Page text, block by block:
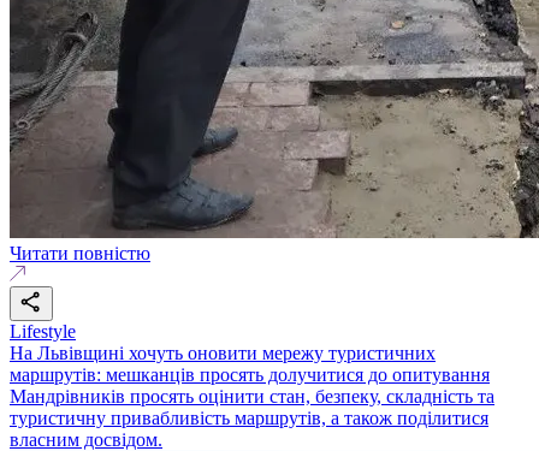
Читати повністю
Lifestyle
На Львівщині хочуть оновити мережу туристичних
маршрутів: мешканців просять долучитися до опитування
Мандрівників просять оцінити стан, безпеку, складність та
туристичну привабливість маршрутів, а також поділитися
власним досвідом.